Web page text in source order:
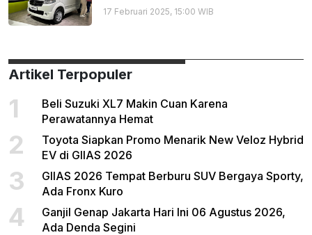
17 Februari 2025, 15:00 WIB
Artikel Terpopuler
1
Beli Suzuki XL7 Makin Cuan Karena
Perawatannya Hemat
2
Toyota Siapkan Promo Menarik New Veloz Hybrid
EV di GIIAS 2026
3
GIIAS 2026 Tempat Berburu SUV Bergaya Sporty,
Ada Fronx Kuro
4
Ganjil Genap Jakarta Hari Ini 06 Agustus 2026,
Ada Denda Segini